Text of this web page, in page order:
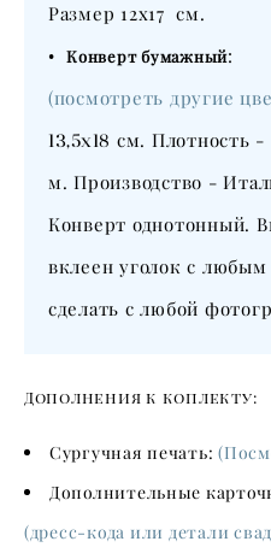
Размер 12х17 см.
•Конверт бумажный:
(посмотреть другие
13,5х18 см. Плотность -
м. Производство -
​Конверт однотонный.
вклеен уголок с
сделать с любой
Дополнения к коплекту:
Сургучная печать:
Дополнительные
(дресс-кода или детали